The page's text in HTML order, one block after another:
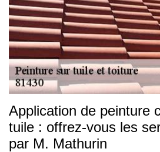
Application de peinture
tuile : offrez-vous les
par M. Mathurin